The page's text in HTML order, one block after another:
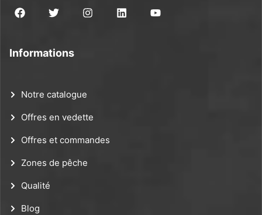
Informations
Notre catalogue
Offres en vedette
Offres et commandes
Zones de pêche
Qualité
Blog